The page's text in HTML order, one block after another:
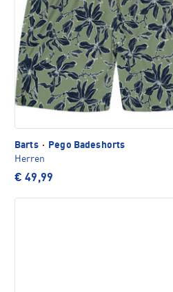
Barts ·
Pego Badeshorts
Herren
€ 49,99